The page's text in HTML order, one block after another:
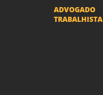
ADVOGADO
TRABALHISTA